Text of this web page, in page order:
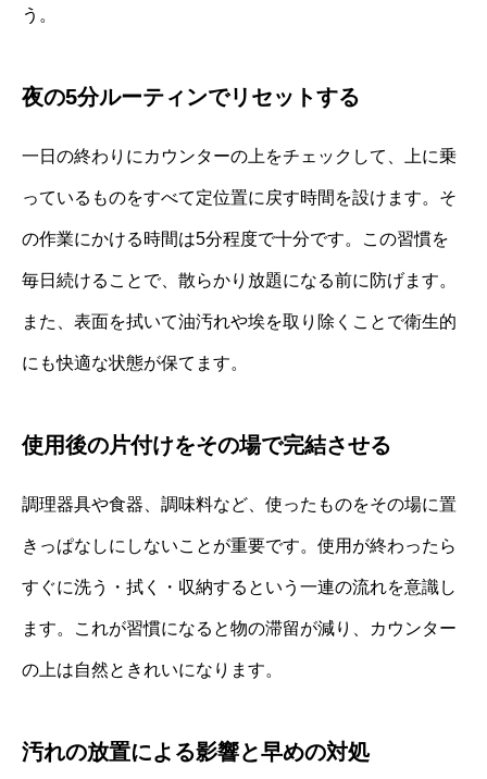
う。
夜の5分ルーティンでリセットする
一日の終わりにカウンターの上をチェックして、上に乗
っているものをすべて定位置に戻す時間を設けます。そ
の作業にかける時間は5分程度で十分です。この習慣を
毎日続けることで、散らかり放題になる前に防げます。
また、表面を拭いて油汚れや埃を取り除くことで衛生的
にも快適な状態が保てます。
使用後の片付けをその場で完結させる
調理器具や食器、調味料など、使ったものをその場に置
きっぱなしにしないことが重要です。使用が終わったら
すぐに洗う・拭く・収納するという一連の流れを意識し
ます。これが習慣になると物の滞留が減り、カウンター
の上は自然ときれいになります。
汚れの放置による影響と早めの対処